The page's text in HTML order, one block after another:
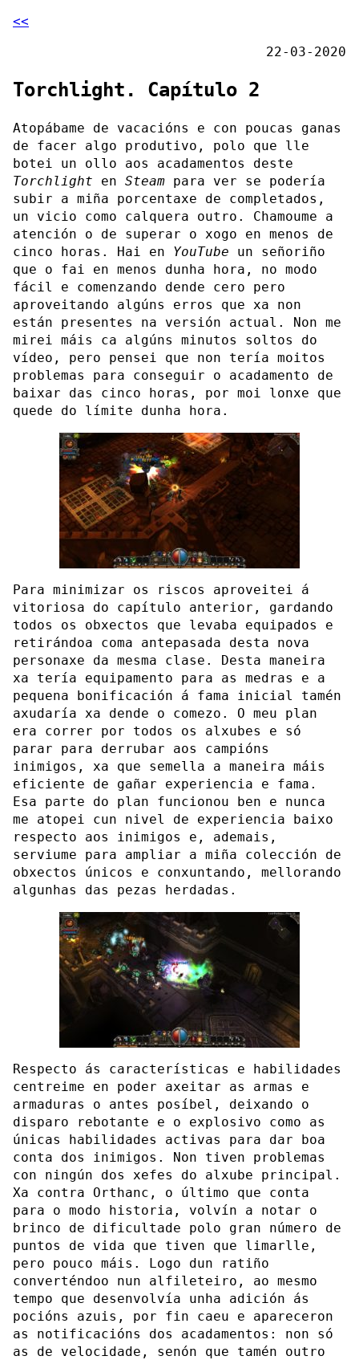
<<
22-03-2020
Torchlight. Capítulo 2
Atopábame de vacacións e con poucas ganas
de facer algo produtivo, polo que lle
botei un ollo aos acadamentos deste
Torchlight en Steam para ver se podería
subir a miña porcentaxe de completados,
un vicio como calquera outro. Chamoume a
atención o de superar o xogo en menos de
cinco horas. Hai en YouTube un señoriño
que o fai en menos dunha hora, no modo
fácil e comenzando dende cero pero
aproveitando algúns erros que xa non
están presentes na versión actual. Non me
mirei máis ca algúns minutos soltos do
vídeo, pero pensei que non tería moitos
problemas para conseguir o acadamento de
baixar das cinco horas, por moi lonxe que
quede do límite dunha hora.
Para minimizar os riscos aproveitei á
vitoriosa do capítulo anterior, gardando
todos os obxectos que levaba equipados e
retirándoa coma antepasada desta nova
personaxe da mesma clase. Desta maneira
xa tería equipamento para as medras e a
pequena bonificación á fama inicial tamén
axudaría xa dende o comezo. O meu plan
era correr por todos os alxubes e só
parar para derrubar aos campións
inimigos, xa que semella a maneira máis
eficiente de gañar experiencia e fama.
Esa parte do plan funcionou ben e nunca
me atopei cun nivel de experiencia baixo
respecto aos inimigos e, ademais,
serviume para ampliar a miña colección de
obxectos únicos e conxuntando, mellorando
algunhas das pezas herdadas.
Respecto ás características e habilidades
centreime en poder axeitar as armas e
armaduras o antes posíbel, deixando o
disparo rebotante e o explosivo como as
únicas habilidades activas para dar boa
conta dos inimigos. Non tiven problemas
con ningún dos xefes do alxube principal.
Xa contra Orthanc, o último que conta
para o modo historia, volvín a notar o
brinco de dificultade polo gran número de
puntos de vida que tiven que limarlle,
pero pouco máis. Logo dun ratiño
converténdoo nun alfileteiro, ao mesmo
tempo que desenvolvía unha adición ás
pocións azuis, por fin caeu e apareceron
as notificacións dos acadamentos: non só
as de velocidade, senón que tamén outro